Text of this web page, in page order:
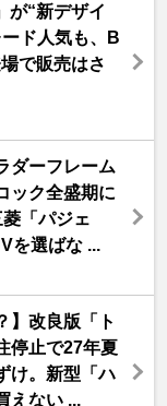
が“新デザイ
ド人気も、B
で販売はさ
ダーフレーム
ック全盛期に
「パジェ
を選ばな ...
】改良版「ト
停止で27年夏
け。新型「ハ
えない ...